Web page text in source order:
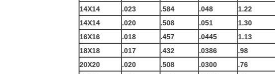
14X14
.023 .584 .048
1.22
14X14
.020 .508 .051
1.30
16X16
.018 .457 .0445
1.13
18X18
.017 .432 .0386
.98
20X20
.020 .508 .0300
.76